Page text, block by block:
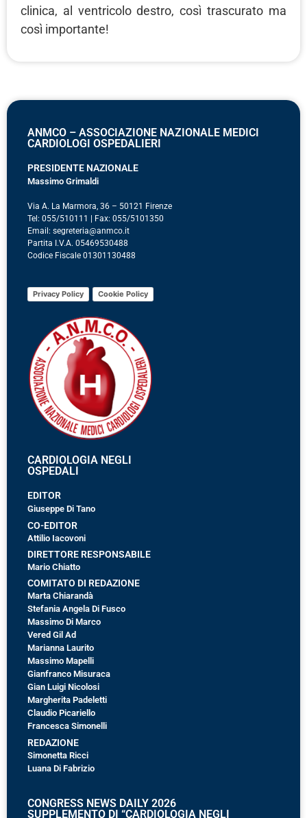
clinica, al ventricolo destro, così trascurato ma
così importante!
ANMCO – ASSOCIAZIONE NAZIONALE MEDICI
CARDIOLOGI OSPEDALIERI
PRESIDENTE NAZIONALE
Massimo Grimaldi
Via A. La Marmora, 36 – 50121 Firenze
Tel: 055/510111 | Fax: 055/5101350
Email: segreteria@anmco.it
Partita I.V.A. 05469530488
Codice Fiscale 01301130488
Privacy Policy Cookie Policy
CARDIOLOGIA NEGLI
OSPEDALI
EDITOR
Giuseppe Di Tano
CO-EDITOR
Attilio Iacovoni
DIRETTORE RESPONSABILE
Mario Chiatto
COMITATO DI REDAZIONE
Marta Chiarandà
Stefania Angela Di Fusco
Massimo Di Marco
Vered Gil Ad
Marianna Laurito
Massimo Mapelli
Gianfranco Misuraca
Gian Luigi Nicolosi
Margherita Padeletti
Claudio Picariello
Francesca Simonelli
REDAZIONE
Simonetta Ricci
Luana Di Fabrizio
CONGRESS NEWS DAILY 2026
SUPPLEMENTO DI “CARDIOLOGIA NEGLI